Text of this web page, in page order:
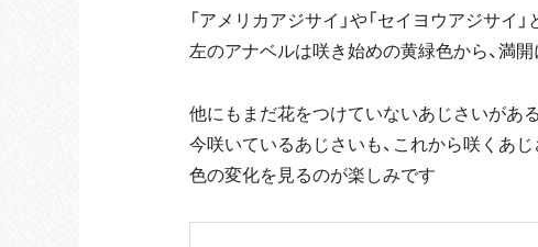
「アメリカアジサイ」や「セイヨウアジサイ
左のアナベルは咲き始めの黄緑色から、満
他にもまだ花をつけていないあじさいがあ
今咲いているあじさいも、これから咲くあじ
色の変化を見るのが楽しみです